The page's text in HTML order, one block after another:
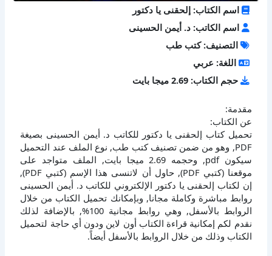
اسم الكتاب: إلحقنى يا دكتور
اسم الكاتب: د. أيمن الحسينى
التصنيف: كتب طب
اللغة: عربي
حجم الكتاب: 2.69 ميجا بايت
مقدمة:
عن الكتاب:
تحميل كتاب إلحقنى يا دكتور للكاتب د. أيمن الحسينى بصيغة
PDF, وهو من ضمن تصنيف كتب طب, نوع الملف عند التحميل
سيكون pdf, وحجمه 2.69 ميجا بايت, الملف متواجد على
موقعنا (كتبي PDF), حاول أن لاتنسى هذا الإسم (كتبي PDF),
إن لكتاب إلحقنى يا دكتور الإلكتروني للكاتب د. أيمن الحسينى
روابط مباشرة وكاملة مجانا, وبإمكانك تحميل الكتاب من خلال
الروابط بالأسفل, وهي روابط مجانية 100%, بالإضافة لذلك
نقدم لكم إمكانية قراءة الكتاب أون لاين ودون أي حاجة لتحميل
الكتاب وذلك من خلال الروابط بالأسفل أيضاً.